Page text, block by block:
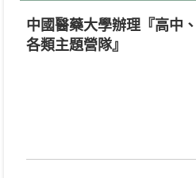
中國醫藥大學辦理『高中
各類主題營隊』